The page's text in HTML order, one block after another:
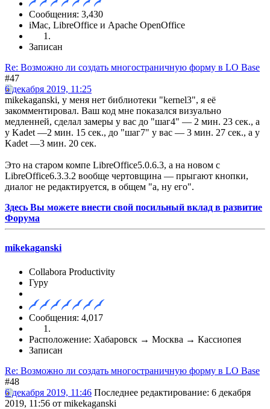
Сообщения: 3,430
iMac, LibreOffice и Apache OpenOffice
Записан
Re: Возможно ли создать многостраничную форму в LO Base
#47
6 декабря 2019, 11:25
mikekaganski, у меня нет библиотеки "kernel3", я её
закомментировал. Ваш код мне показался визуально
медленней, сделал замеры у вас до "шаг4" — 2 мин. 23 сек., а
у Kadet —2 мин. 15 сек., до "шаг7" у вас — 3 мин. 27 сек., а у
Kadet —3 мин. 20 сек.
Это на старом компе LibreOffice5.0.6.3, а на новом с
LibreOffice6.3.3.2 вообще чертовщина — прыгают кнопки,
диалог не редактируется, в общем "а, ну его".
Здесь Вы можете внести свой посильный вклад в развитие
Форума
mikekaganski
Collabora Productivity
Гуру
Сообщения: 4,017
Расположение: Хабаровск → Москва → Кассиопея
Записан
Re: Возможно ли создать многостраничную форму в LO Base
#48
6 декабря 2019, 11:46 Последнее редактирование: 6 декабря
2019, 11:56 от mikekaganski